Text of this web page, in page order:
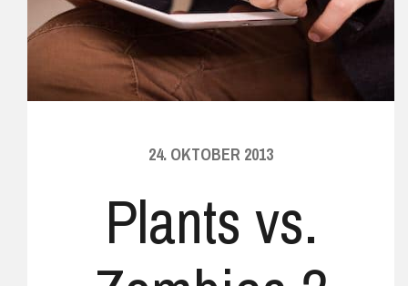
24. OKTOBER 2013
Plants vs.